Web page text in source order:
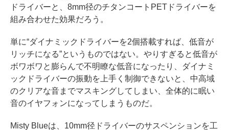
ドライバーと、8mm径のチタンコートPETドライバーを
組み合わせた効果だろう。
単に“ダイナミックドライバーを2個搭載すれば、低音が
リッチになる”というものではない。やりすぎると低音が
ボワボワと膨らんで不明瞭な低音になったり、ダイナミ
ックドライバーの振動を上手く制御できないと、中高域
のクリアな音までマスキングしてしまい、全体的に眠い
音のイヤフォンになってしまうものだ。
Misty Blueは、10mm径ドライバーのサスペンションを工